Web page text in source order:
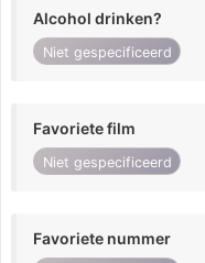
Alcohol drinken?
Niet gespecificeerd
Favoriete film
Niet gespecificeerd
Favoriete nummer